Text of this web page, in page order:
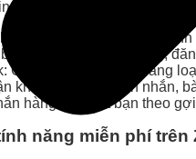
tốt nhất:
bạn, gửi tin nhắn/hình
gửi tin nhắn tự động,
Gửi lời mời kết bạn hàng
khách hàng qua tin nhắn,
hàng loạt, kết bạn theo
năng miễn phí trên